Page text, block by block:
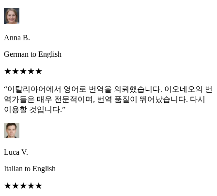
Anna B.
German to English
★★★★★
“이탈리아어에서 영어로 번역을 의뢰했습니다. 이오네오의 번
역가들은 매우 전문적이며, 번역 품질이 뛰어났습니다. 다시
이용할 것입니다.”
Luca V.
Italian to English
★★★★★